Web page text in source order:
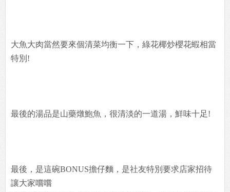
大魚大肉當然要來個清菜均衡一下，綠花椰炒櫻花蝦相當
特別!
最後的湯品是山藥燉鮑魚，很清淡的一道湯，鮮味十足!
最後，是這碗BONUS擔仔麵，是社友特別要求店家招待
讓大家嚐嚐